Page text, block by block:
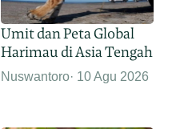
Umit dan Peta Global
Harimau di Asia Tengah
Nuswantoro 10 Agu 2026